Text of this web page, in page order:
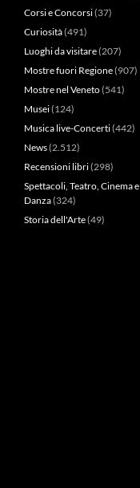
Corsi e Concorsi(37)
Curiosità(491)
Luoghi da visitare(207)
Mostre fuori Regione(907)
Mostre nel Veneto(541)
Musei(124)
Musica live-Concerti(442)
News(2.512)
Recensioni libri(298)
Spettacoli, Teatro, Cinema e
Danza(324)
Storia dell'Arte(49)